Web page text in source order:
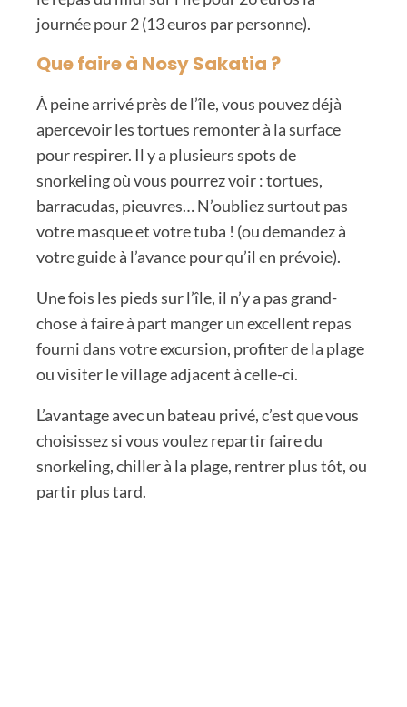
journée pour 2 (13 euros par personne).
Que faire à Nosy Sakatia ?
À peine arrivé près de l’île, vous pouvez déjà
apercevoir les tortues remonter à la surface
pour respirer. Il y a plusieurs spots de
snorkeling où vous pourrez voir : tortues,
barracudas, pieuvres… N’oubliez surtout pas
votre masque et votre tuba ! (ou demandez à
votre guide à l’avance pour qu’il en prévoie).
Une fois les pieds sur l’île, il n’y a pas grand-
chose à faire à part manger un excellent repas
fourni dans votre excursion, profiter de la plage
ou visiter le village adjacent à celle-ci.
L’avantage avec un bateau privé, c’est que vous
choisissez si vous voulez repartir faire du
snorkeling, chiller à la plage, rentrer plus tôt, ou
partir plus tard.